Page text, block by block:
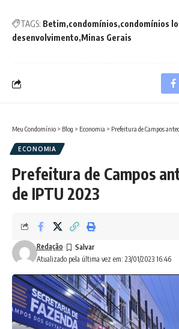
TAGS: Betim condomínios condomínios
desenvolvimento Minas Gerais
Meu Condomínio > Blog > Economia > Prefeitura de Campos
ECONOMIA
Prefeitura de Campos
de IPTU 2023
Atualizado pela última vez em: 23/01/2023 16:46
Redação